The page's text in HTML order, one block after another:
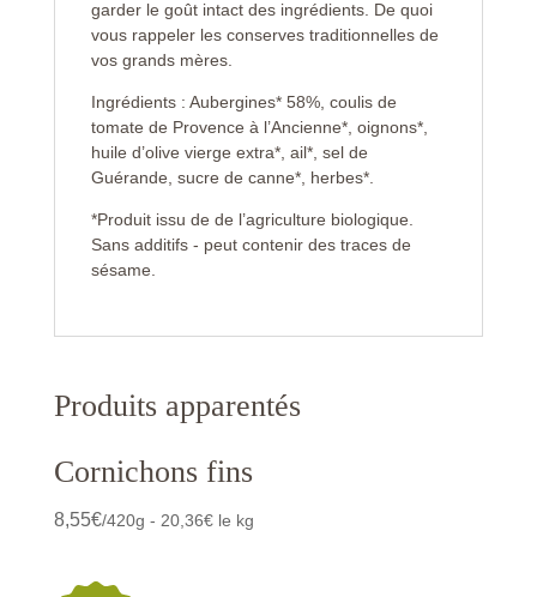
garder le goût intact des ingrédients. De quoi
vous rappeler les conserves traditionnelles de
vos grands mères.
Ingrédients : Aubergines* 58%, coulis de
tomate de Provence à l’Ancienne*, oignons*,
huile d’olive vierge extra*, ail*, sel de
Guérande, sucre de canne*, herbes*.
*Produit issu de de l’agriculture biologique.
Sans additifs - peut contenir des traces de
sésame.
Produits apparentés
Cornichons fins
8,55€/420g - 20,36€ le kg